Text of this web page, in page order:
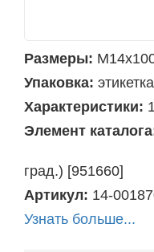
Размеры:
Упаковка: этикетка
Характеристики:
Элемент
град.) [951660]
Артикул: 14-
Узнать больше...